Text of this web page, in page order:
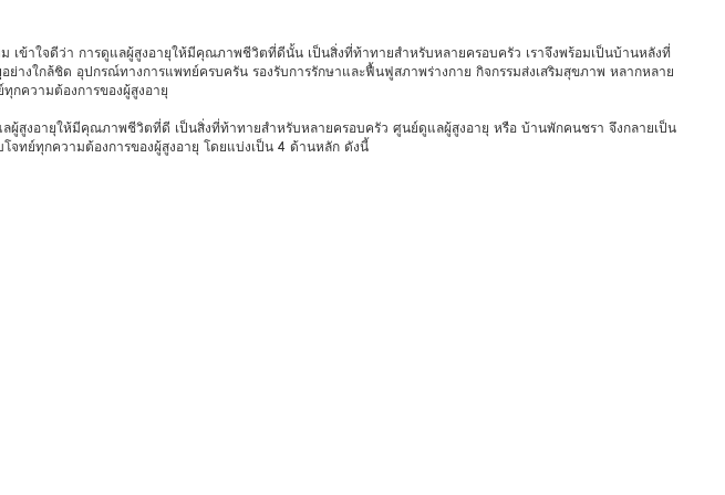
เข้าใจดีว่า การดูแลผู้สูงอายุให้มีคุณภาพชีวิตที่ดีนั้น เป็นสิ่งที่ท้าทายสำหรับหลายครอบครัว เราจึงพร้อมเป็นบ้านหลังที่
อย่างใกล้ชิด อุปกรณ์ทางการแพทย์ครบครัน รองรับการรักษาและฟื้นฟูสภาพร่างกาย กิจกรรมส่งเสริมสุขภาพ หลากหลาย
กความต้องการของผู้สูงอายุ
ผู้สูงอายุให้มีคุณภาพชีวิตที่ดี เป็นสิ่งที่ท้าทายสำหรับหลายครอบครัว ศูนย์ดูแลผู้สูงอายุ หรือ บ้านพักคนชรา จึงกลายเป็น
ทย์ทุกความต้องการของผู้สูงอายุ โดยแบ่งเป็น 4 ด้านหลัก ดังนี้